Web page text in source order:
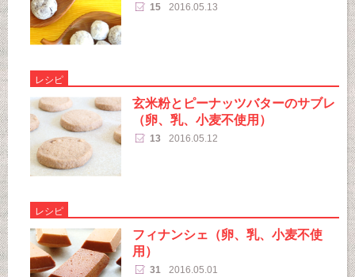
15 2016.05.13
レシピ
玄米粉とピーナッツバターのサブレ
（卵、乳、小麦不使用）
13 2016.05.12
レシピ
フィナンシェ（卵、乳、小麦不使
用）
31 2016.05.01